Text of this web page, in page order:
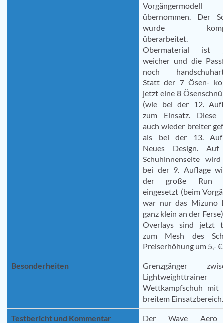
Vorgängermodell
übernommen. Der
wurde
überarbeitet.
Obermaterial ist
weicher und die
noch
Statt der 7 Ösen-
jetzt eine 8
(wie bei der 12.
zum Einsatz. Diese
auch wieder breiter
als bei der 13.
Neues Design.
Schuhinnenseite
bei der 9. Auflage
der große Run
eingesetzt (beim
war nur das Mizuno
ganz klein an der
Overlays sind jetzt
zum Mesh des
Preiserhöhung um 5,- €.
Besonderheiten
Grenzgänger
Lightweighttrainer
Wettkampfschuh mit
breitem Einsatzbereich.
Testbericht und Kommentar
Der Wave